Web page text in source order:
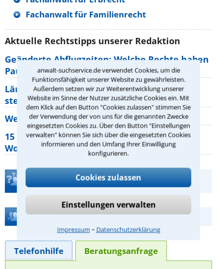
anwalt-suchservice.de verwendet Cookies, um die
Funktionsfähigkeit unserer Website zu gewährleisten.
Außerdem setzen wir zur Weiterentwicklung unserer
Website im Sinne der Nutzer zusätzliche Cookies ein. Mit
dem Klick auf den Button "Cookies zulassen" stimmen Sie
der Verwendung der von uns für die genannten Zwecke
eingesetzten Cookies zu. Über den Button "Einstellungen
verwalten" können Sie sich über die eingesetzten Cookies
informieren und den Umfang Ihrer Einwilligung
konfigurieren.
Cookies zulassen
Einstellungen verwalten
Impressum ⁃ Datenschutzerklärung
Fachanwalt für Familienrecht
Aktuelle Rechtstipps unserer Redaktion
Geänderte Abflugzeiten: Welche Rechte haben
Pauschalurlauber?
Lärm von den Nachbarn: Welche Rechte
stehen mir zu?
Wer muss Zweitwohnungssteuer zahlen?
15 elementare Rechte, die jeder
Wohnungseigentümer kennen sollte
Teste Dein Rechtswissen
Hilfe bei Ihrer Anwaltsuche?
Telefonhilfe Beratungsanfrage